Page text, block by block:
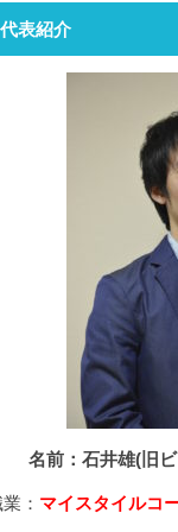
代表紹介
名前：石井雄(旧
： マイスタイルコ